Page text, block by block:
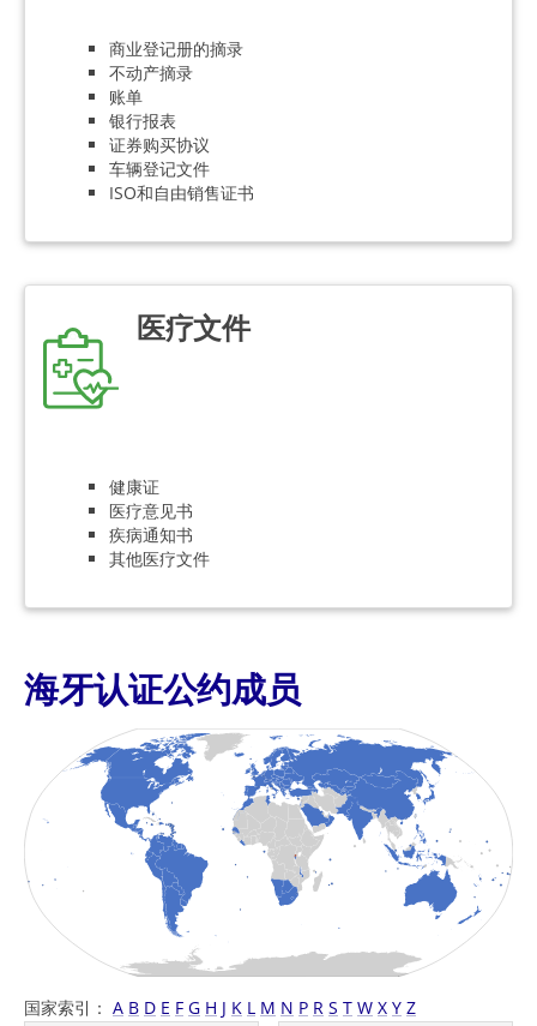
商业登记册的摘录
不动产摘录
账单
银行报表
证券购买协议
车辆登记文件
ISO和自由销售证书
医疗文件
健康证
医疗意见书
疾病通知书
其他医疗文件
海牙认证公约成员
国家索引： A B D E F G H J K L M N P R S T W X Y Z